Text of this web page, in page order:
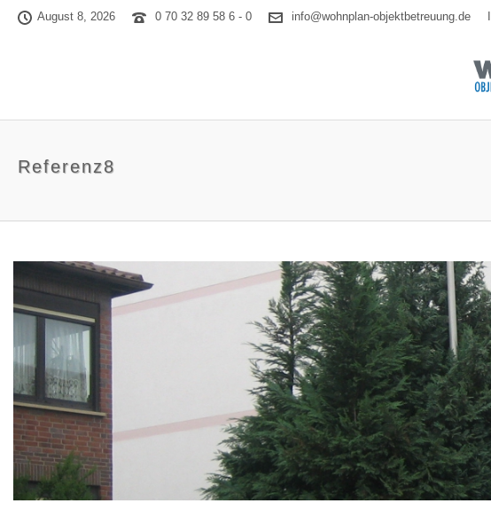
August 8, 2026 0 70 32 89 58 6 - 0 info@wohnplan-objektbetreuung.de
Referenz8